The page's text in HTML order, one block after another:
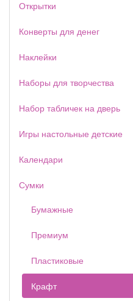
Открытки
Конверты для денег
Наклейки
Наборы для творчества
Набор табличек на дверь
Игры настольные детские
Календари
Сумки
Бумажные
Премиум
Пластиковые
Крафт